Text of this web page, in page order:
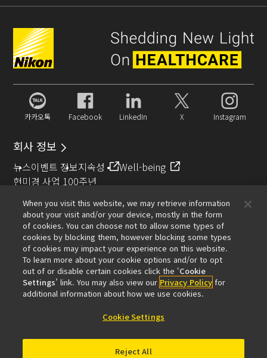
카카오톡 Facebook LinkedIn X Instagram
회사 정보
뉴스이벤트 정보지속성
Well-being
현미경 사업 100주년
추천 링크
대물렌즈 셀렉터 Resolution CalculatorPubScopeOEM
Nikon Small World
MicroscopyU
기타 니콘 제품
카메라 및 쌍안경 관련 제품
산업용 계측 제품
When you visit this website, we may retrieve information
about your visit and/or your device, mostly in the form
of cookies. You can choose not to allow some types of
cookies by blocking them, however blocking some types
of cookies may impact your experience on this website.
To learn more about your cookie options and/or to opt
out of or disable certain cookies click the ‘Cookie
Settings’ link. You may also view our Privacy Policy for
additional information about how we use cookies.
Cookie Settings
Reject All